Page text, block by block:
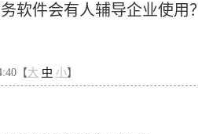
软件会有人辅导企业使用？
【大 中 小】